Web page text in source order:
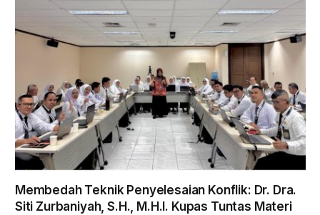
Membedah Teknik Penyelesaian Konflik: Dr. Dra.
Siti Zurbaniyah, S.H., M.H.I. Kupas Tuntas Materi